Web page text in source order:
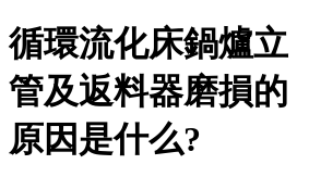
循環流化床鍋爐立
管及返料器磨損的
原因是什么?